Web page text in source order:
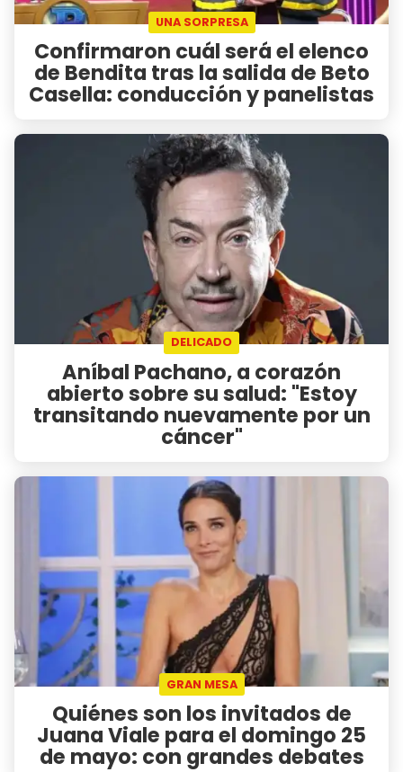
UNA SORPRESA
Confirmaron cuál será el elenco
de Bendita tras la salida de Beto
Casella: conducción y panelistas
DELICADO
Aníbal Pachano, a corazón
abierto sobre su salud: "Estoy
transitando nuevamente por un
cáncer"
GRAN MESA
Quiénes son los invitados de
Juana Viale para el domingo 25
de mayo: con grandes debates